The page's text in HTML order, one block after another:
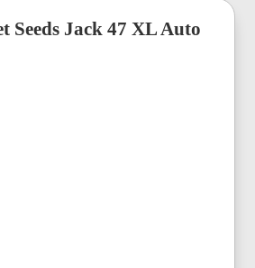
Seeds Jack 47 XL Auto